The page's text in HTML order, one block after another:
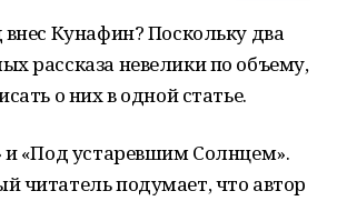
Кунафин? Поскольку два
рассказа невелики по объему,
о них в одной статье.
и «Под устаревшим Солнцем».
читатель подумает, что автор